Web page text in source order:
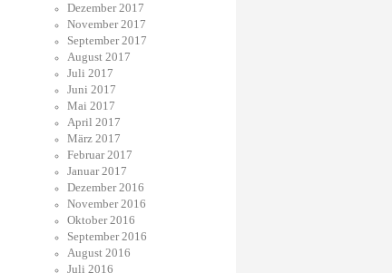
Dezember 2017
November 2017
September 2017
August 2017
Juli 2017
Juni 2017
Mai 2017
April 2017
März 2017
Februar 2017
Januar 2017
Dezember 2016
November 2016
Oktober 2016
September 2016
August 2016
Juli 2016